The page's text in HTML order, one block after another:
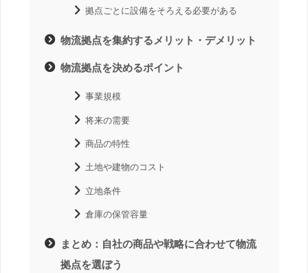
拠点ごとに設備をそろえる必要がある
物流拠点を集約するメリット・デメリット
物流拠点を決めるポイント
事業規模
将来の需要
商品の特性
土地や建物のコスト
立地条件
倉庫の保管容量
まとめ：自社の商品や戦略に合わせて物流
拠点を選ぼう